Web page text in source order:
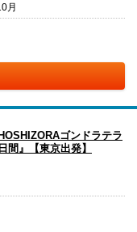
月
ゴンドラテラ
』【東京出発】